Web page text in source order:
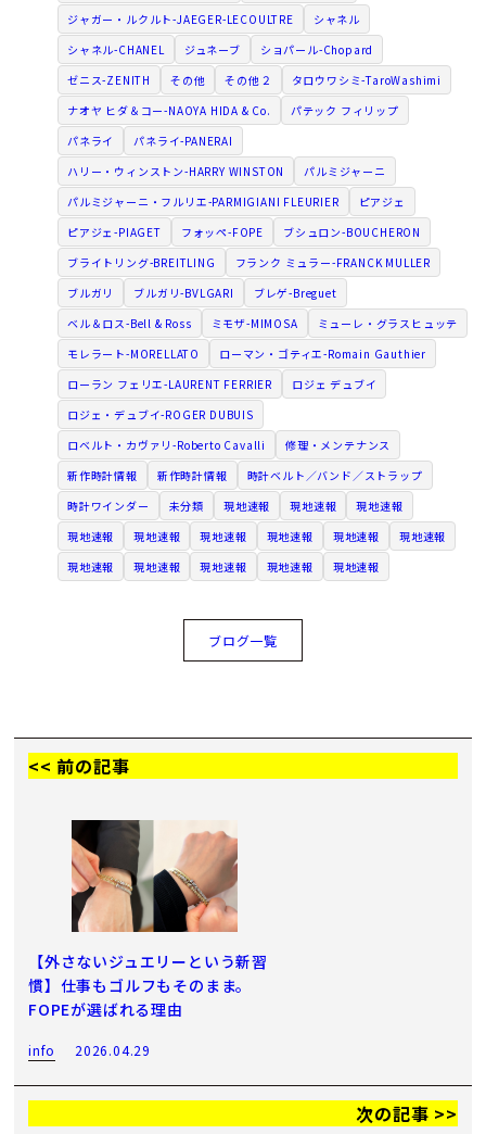
ジャガー・ルクルト-JAEGER-LECOULTRE
シャネル
シャネル-CHANEL
ジュネーブ
ショパール-Chopard
ゼニス-ZENITH
その他 その他２
タロウワシミ-TaroWashimi
ナオヤ ヒダ＆コー-NAOYA HIDA & Co.
パテック フィリップ
パネライ
パネライ-PANERAI
ハリー・ウィンストン-HARRY WINSTON
パルミジャーニ
パルミジャーニ・フルリエ-PARMIGIANI FLEURIER
ピアジェ
ピアジェ-PIAGET
フォッペ-FOPE
ブシュロン-BOUCHERON
ブライトリング-BREITLING
フランク ミュラー-FRANCK MULLER
ブルガリ
ブルガリ-BVLGARI
ブレゲ-Breguet
ベル＆ロス-Bell & Ross
ミモザ-MIMOSA
ミューレ・グラスヒュッテ
モレラート-MORELLATO
ローマン・ゴティエ-Romain Gauthier
ローラン フェリエ-LAURENT FERRIER
ロジェ デュブイ
ロジェ・デュブイ-ROGER DUBUIS
ロベルト・カヴァリ-Roberto Cavalli
修理・メンテナンス
新作時計情報
新作時計情報
時計ベルト／バンド／ストラップ
時計ワインダー
未分類 現地速報 現地速報
現地速報
現地速報
現地速報 現地速報 現地速報 現地速報
現地速報
現地速報
現地速報 現地速報 現地速報 現地速報
ブログ一覧
<< 前の記事
【外さないジュエリーという新習
慣】仕事もゴルフもそのまま。
FOPEが選ばれる理由
info 2026.04.29
次の記事 >>